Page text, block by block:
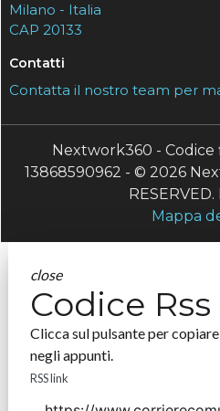
Milano - Italia
CAP 20133
Contatti
Contatta il nostro team per
Nextwork360 - Codice
13868590962 - © 2026
RESERVED.
Mappa
close
Codice Rss
Clicca sul pulsante per copiare
negli appunti.
RSS link